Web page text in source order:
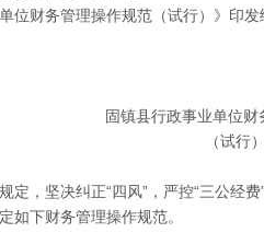
位财务管理操作规范（试行）》印发
固镇县行政事业单位
（试行）
定，坚决纠正“四风”，严控“三公经
如下财务管理操作规范。